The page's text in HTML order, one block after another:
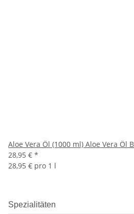
Aloe Vera Öl (1000 ml) Aloe Vera Öl
28,95 € *
28,95 € pro 1 l
Spezialitäten